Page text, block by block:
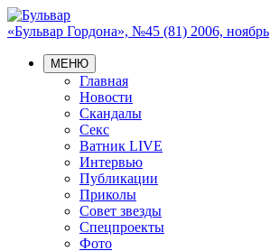
«Бульвар Гордона», №45 (81) 2006, ноябрь
МЕНЮ
Главная
Новости
Скандалы
Секс
Ватник LIVE
Интервью
Публикации
Приколы
Совет звезды
Спецпроекты
Фото